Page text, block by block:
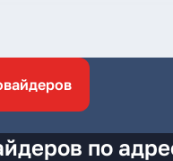
по